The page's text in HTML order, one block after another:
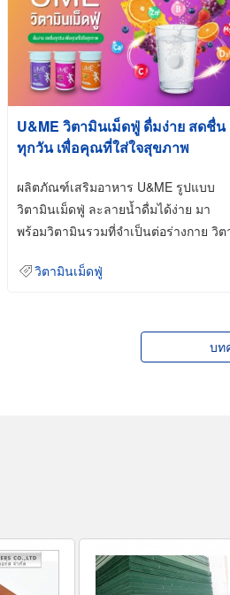
U&ME วิตามินเม็ดฟู่ ดื่มง่าย สดชื่น
ทุกวัน เพื่อคุณที่ใส่ใจสุขภาพ
ผลิตภัณฑ์เสริมอาหาร U&ME รูปแบบ
วิตามินเม็ดฟู่ ละลายน้ำดื่มได้ง่าย มา
พร้อมวิตามินรวมที่จำเป็นต่อร่างกาย วิต
วิตามินเม็ดฟู่
บท